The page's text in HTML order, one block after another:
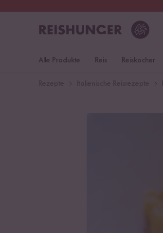
Alle Produkte
Reis Reiskocher